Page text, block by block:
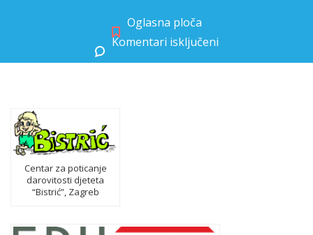
Oglasna ploča
Komentari isključeni
Centar za poticanje
darovitosti djeteta
“Bistrić”, Zagreb